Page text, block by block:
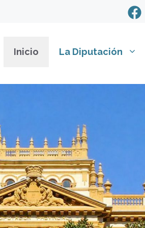
Inicio La Diputación